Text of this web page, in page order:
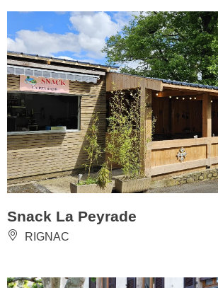
Snack La Peyrade
RIGNAC